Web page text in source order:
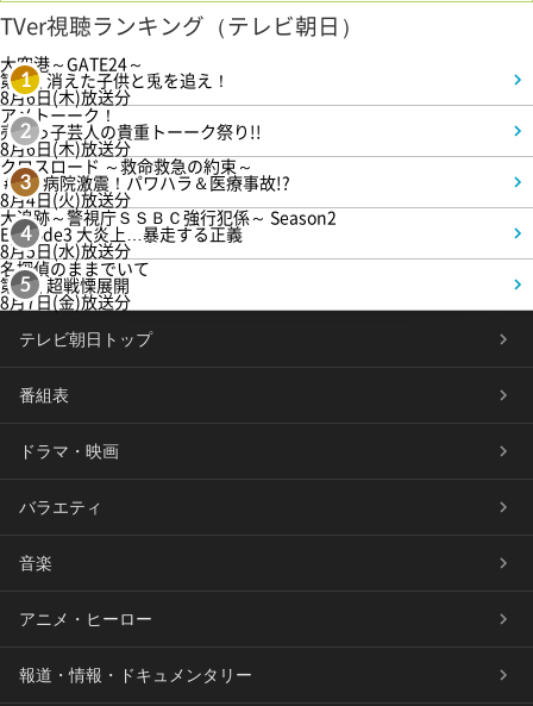
TVer視聴ランキング（テレビ朝日）
1
大空港～GATE24～
第3話 消えた子供と兎を追え！
8月6日(木)放送分
2
アメトーーク！
売れっ子芸人の貴重トーーク祭り!!
8月6日(木)放送分
3
クロスロード ～救命救急の約束～
＃5 病院激震！パワハラ＆医療事故!?
8月4日(火)放送分
4
大追跡～警視庁ＳＳＢＣ強行犯係～ Season2
Episode3 大炎上…暴走する正義
8月5日(水)放送分
5
名探偵のままでいて
第4話 超戦慄展開
8月7日(金)放送分
テレビ朝日トップ
番組表
ドラマ・映画
バラエティ
音楽
アニメ・ヒーロー
報道・情報・ドキュメンタリー